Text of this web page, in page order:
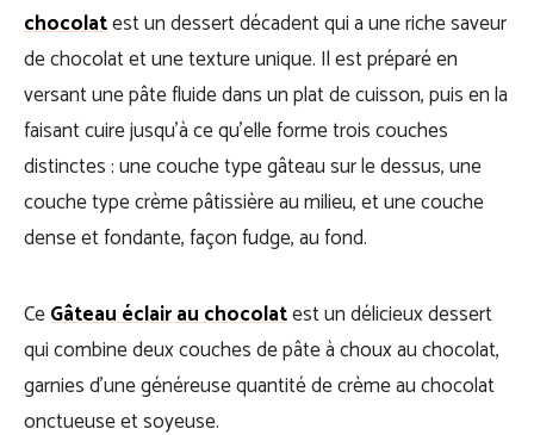
chocolatest un dessert décadent qui a une riche saveur
de chocolat et une texture unique. Il est préparé en
versant une pâte fluide dans un plat de cuisson, puis en la
faisant cuire jusqu’à ce qu’elle forme trois couches
distinctes : une couche type gâteau sur le dessus, une
couche type crème pâtissière au milieu, et une couche
dense et fondante, façon fudge, au fond.
CeGâteau éclair au chocolatest un délicieux dessert
qui combine deux couches de pâte à choux au chocolat,
garnies d’une généreuse quantité de crème au chocolat
onctueuse et soyeuse.